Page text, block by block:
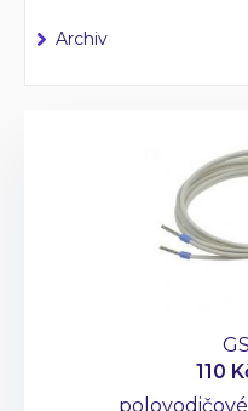
Archiv
110